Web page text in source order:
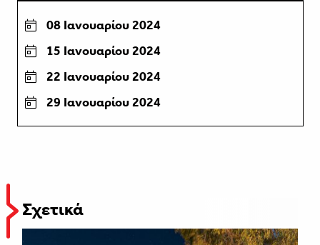
08 Ιανουαρίου 2024
15 Ιανουαρίου 2024
22 Ιανουαρίου 2024
29 Ιανουαρίου 2024
Σχετικά